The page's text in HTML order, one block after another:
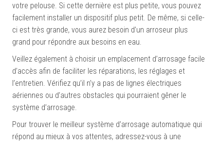
votre pelouse. Si cette dernière est plus petite, vous pouvez
facilement installer un dispositif plus petit. De même, si celle-
ci est très grande, vous aurez besoin d’un arroseur plus
grand pour répondre aux besoins en eau.
Veillez également à choisir un emplacement d’arrosage facile
d’accès afin de faciliter les réparations, les réglages et
l’entretien. Vérifiez qu’il n’y a pas de lignes électriques
aériennes ou d’autres obstacles qui pourraient gêner le
système d’arrosage.
Pour trouver le meilleur système d’arrosage automatique qui
répond au mieux à vos attentes, adressez-vous à une